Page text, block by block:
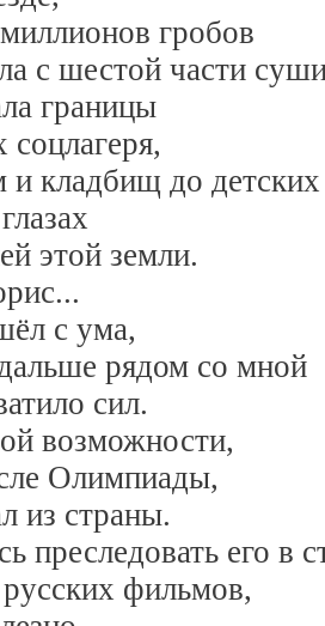
гробов
с шестой части
границы
соцлагеря,
кладбищ до детских
этой земли.
с ума,
рядом со мной
сил.
возможности,
Олимпиады,
из страны.
преследовать его в
фильмов,